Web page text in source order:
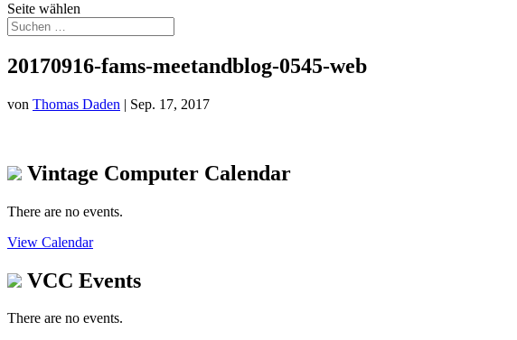
Seite wählen
20170916-fams-meetandblog-0545-web
von Thomas Daden | Sep. 17, 2017
Vintage Computer Calendar
There are no events.
View Calendar
VCC Events
There are no events.